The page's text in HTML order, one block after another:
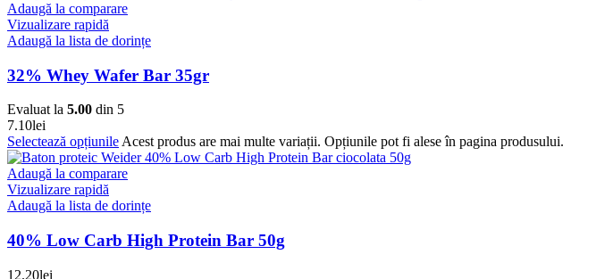
Adaugă la comparare
Vizualizare rapidă
Adaugă la lista de dorințe
32% Whey Wafer Bar 35gr
Evaluat la 5.00 din 5
7.10lei
Selectează opțiunileAcest produs are mai multe variații. Opțiunile pot fi alese în pagina produsului.
Adaugă la comparare
Vizualizare rapidă
Adaugă la lista de dorințe
40% Low Carb High Protein Bar 50g
12.20lei